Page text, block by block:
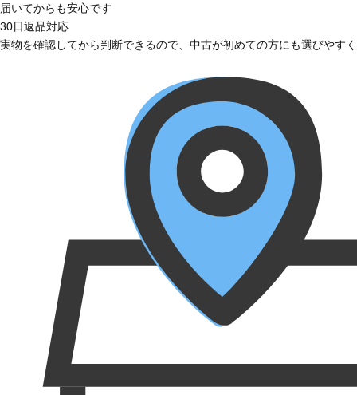
届いてからも安心です
30日返品対応
実物を確認してから判断できるので、中古が初めての方にも選びやす